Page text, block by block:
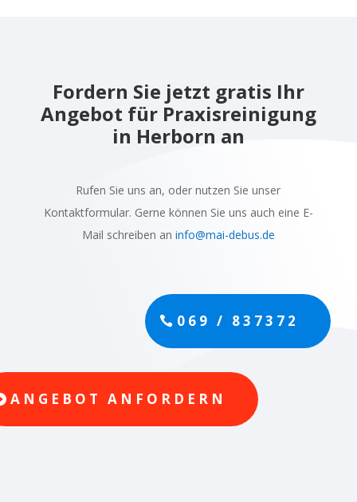
Fordern Sie jetzt gratis Ihr
Angebot für Praxisreinigung
in Herborn an
Rufen Sie uns an, oder nutzen Sie unser
Kontaktformular. Gerne können Sie uns auch eine E-
Mail schreiben an info@mai-debus.de
069 / 837372
ANGEBOT ANFORDERN